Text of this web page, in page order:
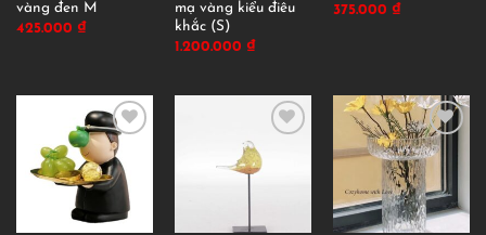
vàng đen M
425.000 ₫
mạ vàng kiểu điêu
khắc (S)
1.200.000 ₫
375.000 ₫